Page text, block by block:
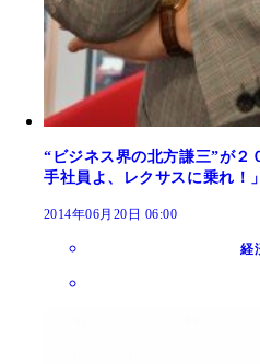
“ビジネス界の北方謙三”が２
手社員よ、レクサスに乗れ！」
2014年06月20日 06:00
経